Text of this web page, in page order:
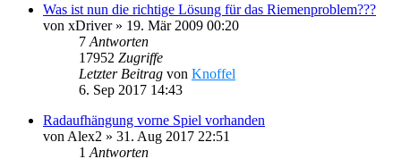
Was ist nun die richtige Lösung für das Riemenproblem???
von xDriver» 19. Mär 2009 00:20
7 Antworten
17952 Zugriffe
Letzter Beitrag von Knoffel
6. Sep 2017 14:43
Radaufhängung vorne Spiel vorhanden
von Alex2 » 31. Aug 2017 22:51
1 Antworten